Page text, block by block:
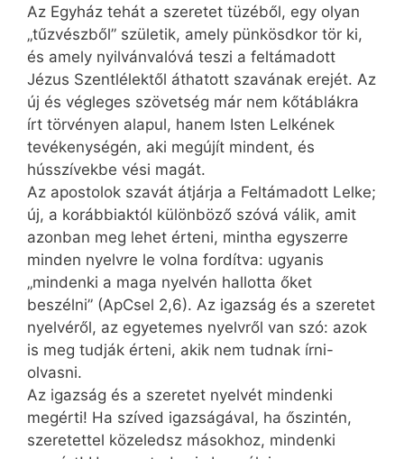
Az Egyház tehát a szeretet tüzéből, egy olyan
„tűzvészből” születik, amely pünkösdkor tör ki,
és amely nyilvánvalóvá teszi a feltámadott
Jézus Szentlélektől áthatott szavának erejét. Az
új és végleges szövetség már nem kőtáblákra
írt törvényen alapul, hanem Isten Lelkének
tevékenységén, aki megújít mindent, és
hússzívekbe vési magát.
Az apostolok szavát átjárja a Feltámadott Lelke;
új, a korábbiaktól különböző szóvá válik, amit
azonban meg lehet érteni, mintha egyszerre
minden nyelvre le volna fordítva: ugyanis
„mindenki a maga nyelvén hallotta őket
beszélni” (ApCsel 2,6). Az igazság és a szeretet
nyelvéről, az egyetemes nyelvről van szó: azok
is meg tudják érteni, akik nem tudnak írni-
olvasni.
Az igazság és a szeretet nyelvét mindenki
megérti! Ha szíved igazságával, ha őszintén,
szeretettel közeledsz másokhoz, mindenki